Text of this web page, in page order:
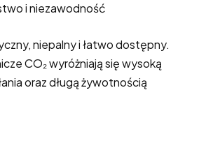
i niezawodność
niepalny i łatwo dostępny.
CO₂ wyróżniają się wysoką
oraz długą żywotnością